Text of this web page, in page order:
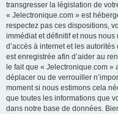
transgresser la législation de
« Jelectronique.com » est
respectez pas ces dispositions,
immédiat et définitif et nous nous
d’accès à internet et les
est enregistrée afin d’aider au
le fait que « Jelectronique.com »
déplacer ou de verrouiller
moment si nous estimons cela
que toutes les informations que
dans notre base de données.